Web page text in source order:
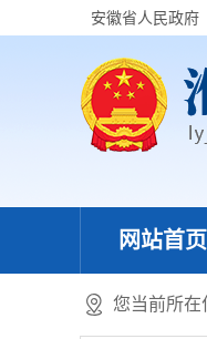
安徽省人民政府
网站首页
您当前所在